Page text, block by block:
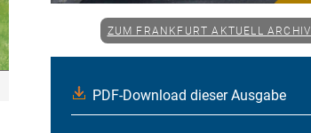
ZUM FRANKFURT AKTUELL ARCHIV
PDF-Download dieser Ausgabe